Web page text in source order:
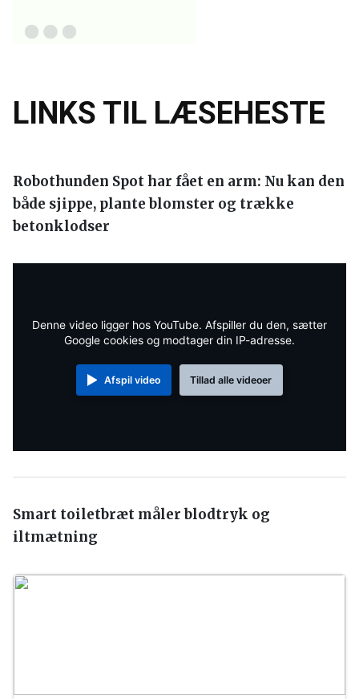
LINKS TIL LÆSEHESTE
Robothunden Spot har fået en arm: Nu kan den
både sjippe, plante blomster og trække
betonklodser
Denne video ligger hos YouTube. Afspiller du den, sætter
Google cookies og modtager din IP-adresse.
Afspil video Tillad alle videoer
Smart toiletbræt måler blodtryk og
iltmætning